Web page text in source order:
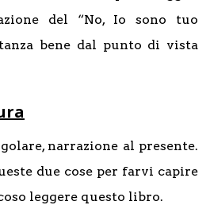
del “No, Io sono tuo
bene dal punto di vista
narrazione al presente.
due cose per farvi capire
leggere questo libro.